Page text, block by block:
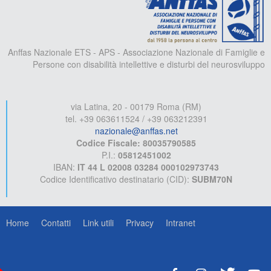
Anffas Nazionale ETS - APS - Associazione Nazionale di Famiglie e
Persone con disabilità intellettive e disturbi del neurosviluppo
via Latina, 20 - 00179 Roma (RM)
tel. +39 063611524 / +39 063212391
nazionale@anffas.net
Codice Fiscale: 80035790585
P.I.: 05812451002
IBAN: IT 44 L 02008 03284 000102973743
Codice Identificativo destinatario (CID): SUBM70N
Home Contatti Link utili Privacy Intranet